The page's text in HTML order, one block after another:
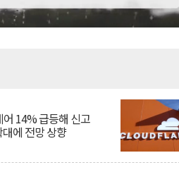
14% 급등해 신고
대에 전망 상향